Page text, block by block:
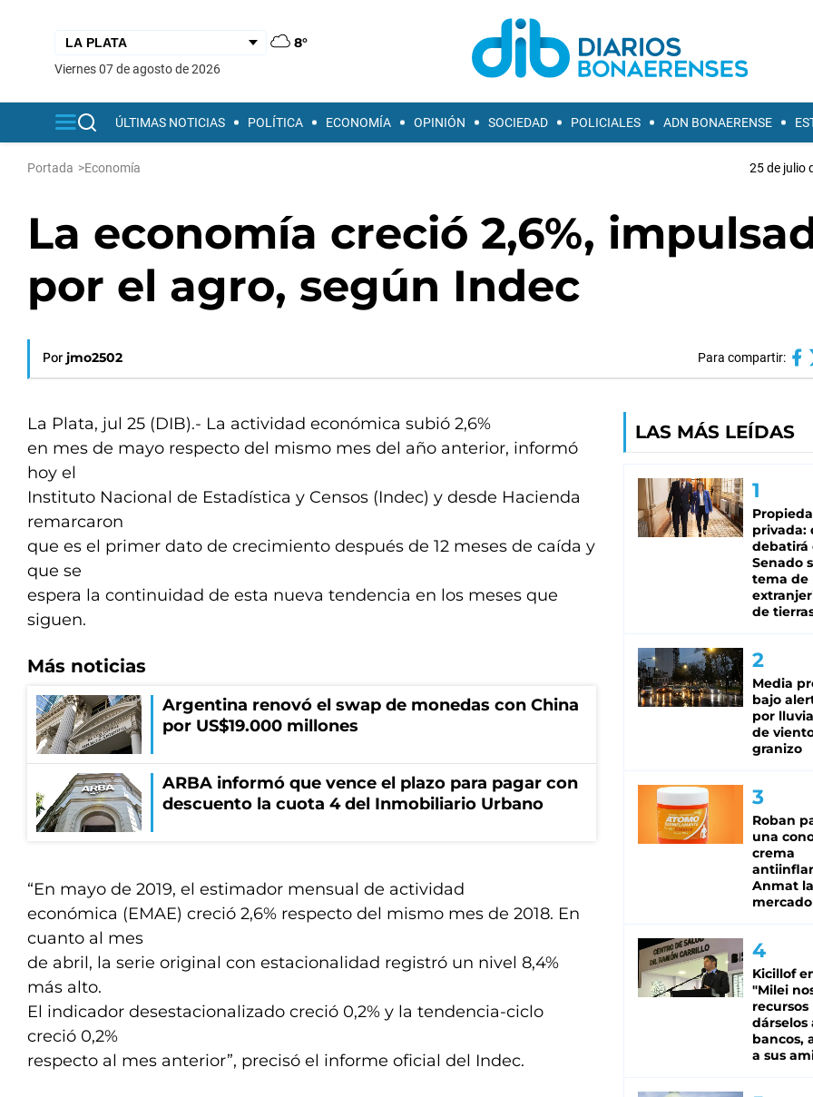
8°
viernes 07 de agosto de 2026
ÚLTIMAS NOTICIAS POLÍTICA ECONOMÍA OPINIÓN SOCIEDAD POLICIALES ADN BONAERENSE
Portada >Economía 25 de julio
La economía creció 2,6%,
por el agro, según Indec
Por jmo2502 Para compartir:
La Plata, jul 25 (DIB).- La actividad económica subió 2,6%
en mes de mayo respecto del mismo mes del año anterior, informó
hoy el
Instituto Nacional de Estadística y Censos (Indec) y desde Hacienda
remarcaron
que es el primer dato de crecimiento después de 12 meses de caída y
que se
espera la continuidad de esta nueva tendencia en los meses que
siguen.
Más noticias
Argentina renovó el swap de monedas con China
por US$19.000 millones
ARBA informó que vence el plazo para pagar con
descuento la cuota 4 del Inmobiliario Urbano
“En mayo de 2019, el estimador mensual de actividad
económica (EMAE) creció 2,6% respecto del mismo mes de 2018. En
cuanto al mes
de abril, la serie original con estacionalidad registró un nivel 8,4%
más alto.
El indicador desestacionalizado creció 0,2% y la tendencia-ciclo
creció 0,2%
respecto al mes anterior”, precisó el informe oficial del Indec.
LAS MÁS LEÍDAS
privada:
debatirá
Senado
tema de
de
Media
bajo
por
de
granizo
Roban
una
crema
Anmat
mercado
Kicillof
"Milei
recursos
dárselos
bancos,
a sus